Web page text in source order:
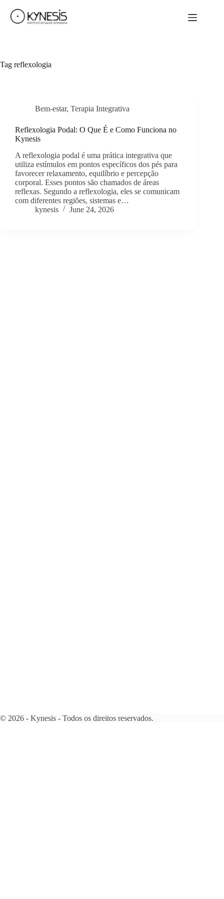
Tag reflexologia
Bem-estar, Terapia Integrativa
Reflexologia Podal: O Que É e Como Funciona no
Kynesis
A reflexologia podal é uma prática integrativa que
utiliza estímulos em pontos específicos dos pés para
favorecer relaxamento, equilíbrio e percepção
corporal. Esses pontos são chamados de áreas
reflexas. Segundo a reflexologia, eles se comunicam
com diferentes regiões, sistemas e…
kynesis
June 24, 2026
© 2026 - Kynesis - Todos os direitos reservados.